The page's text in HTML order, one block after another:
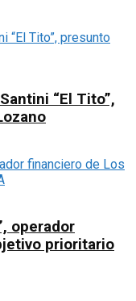
“El Tito”,
operador
prioritario